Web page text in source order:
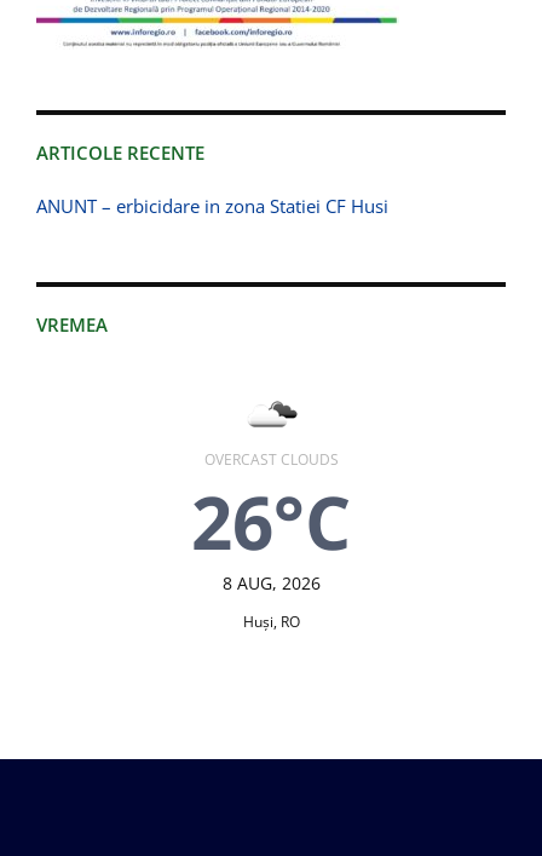
ARTICOLE RECENTE
ANUNT – erbicidare in zona Statiei CF Husi
VREMEA
OVERCAST CLOUDS
26°C
8 AUG, 2026
Huşi, RO